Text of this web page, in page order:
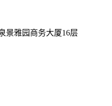
景雅园商务大厦16层